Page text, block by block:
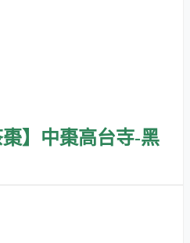
棗】中棗高台寺-黑